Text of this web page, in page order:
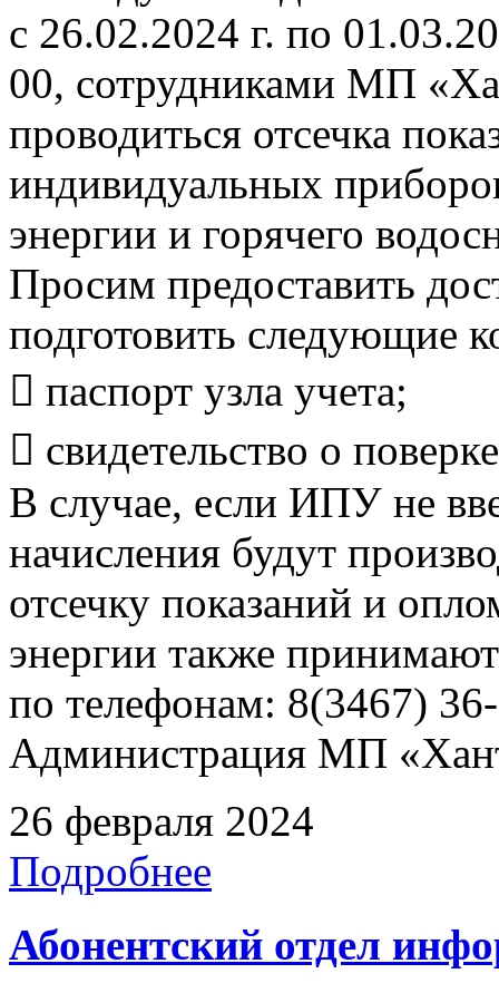
с 26.02.2024 г. по
00, сотрудниками МП
проводиться отсечка
индивидуальных
энергии и горячего
Просим предоставить
подготовить следующие
 паспорт узла учета;
 свидетельство о
В случае, если ИПУ не
начисления будут
отсечку показаний и
энергии также
по телефонам: 8(3467)
Администрация МП
26 февраля 2024
Подробнее
Абонентский отдел